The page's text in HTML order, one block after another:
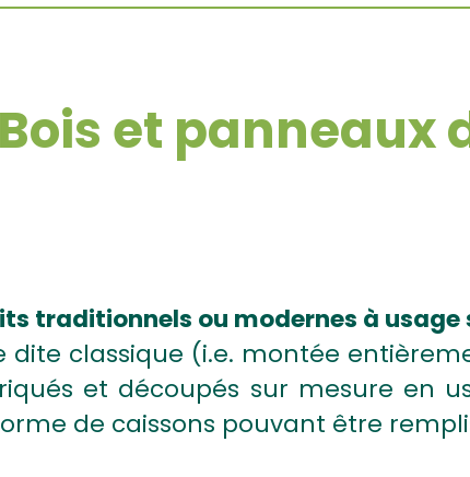
Bois et panneaux
traditionnels ou modernes à
dite classique (i.e. montée
et découpés sur mesure en
de caissons pouvant être